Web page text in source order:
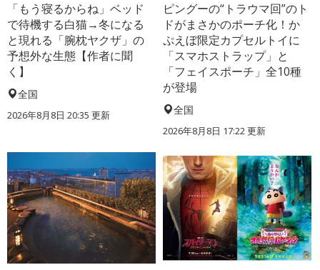
「もう寝るからね」ベッド
で待機する白猫→冬になる
と現れる「腕枕ヤクザ」の
予想外な生態【作者に聞
く】
全国
2026年8月8日 20:35 更新
ピングーの“トラウマ回”のト
ドがまさかのポーチ化！か
ぷえぼ限定カプセルトイに
「スマホストラップ」と
「フェイスポーチ」全10種
が登場
全国
2026年8月8日 17:22更新